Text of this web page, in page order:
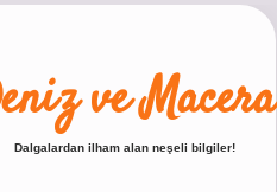
ve Macera
Dalgalardan ilham alan neşeli bilgiler!